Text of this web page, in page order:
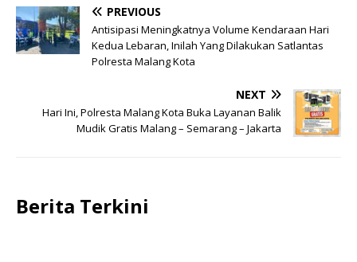
PREVIOUS
Antisipasi Meningkatnya Volume Kendaraan Hari
Kedua Lebaran, Inilah Yang Dilakukan Satlantas
Polresta Malang Kota
NEXT
Hari Ini, Polresta Malang Kota Buka Layanan Balik
Mudik Gratis Malang – Semarang – Jakarta
Berita Terkini